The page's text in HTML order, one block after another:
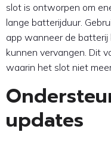
slot is ontworpen om
lange batterijduur.
app wanneer de batterij
kunnen vervangen. Dit
waarin het slot niet
updates